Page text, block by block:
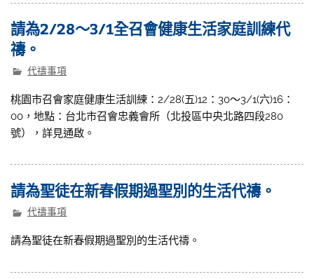
請為2/28～3/1全召會健康生活家庭訓練代
禱。
代禱事項
桃園市召會家庭健康生活訓練：2/28(五)12：30〜3/1(六)16：
00，地點：台北市召會忠義會所（北投區中央北路四段280
號），詳見通啟。
請為聖徒在新春假期過聖別的生活代禱。
代禱事項
請為聖徒在新春假期過聖別的生活代禱。